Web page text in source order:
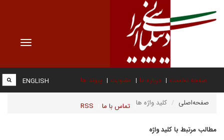
Toggle
صفحه نخست درباره ما عضویت پیوند ها
تماس با ما RSS
ENGLISH
صفحه‌اصلی کلید واژه ها
مطالب مرتبط با کلید واژه